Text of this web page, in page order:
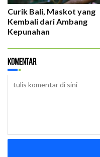
Curik Bali, Maskot yang
Kembali dari Ambang
Kepunahan
Komentar